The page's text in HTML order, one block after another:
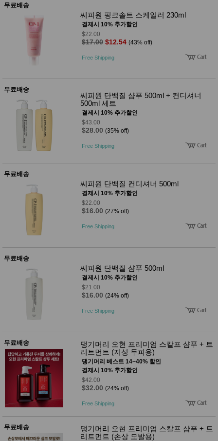
무료배송
씨피원 핑크솔트 스케일러 230ml
결제시 10% 추가할인
$22.00
$17.00 $12.54 (43% off)
Free Shipping
무료배송
씨피원 단백질 샴푸 500ml + 컨디셔너
500ml 세트
결제시 10% 추가할인
$43.00
$28.00 (35% off)
Free Shipping
무료배송
씨피원 단백질 컨디셔너 500ml
결제시 10% 추가할인
$22.00
$16.00 (27% off)
Free Shipping
무료배송
씨피원 단백질 샴푸 500ml
결제시 10% 추가할인
$21.00
$16.00 (24% off)
Free Shipping
무료배송
댕기머리 오현 프리미엄 스칼프 샴푸 + 트
리트먼트 (지성 두피용)
댕기머리 베스트 14~40% 할인
결제시 10% 추가할인
$42.00
$32.00 (24% off)
Free Shipping
무료배송
댕기머리 오현 프리미엄 스칼프 샴푸 + 트
리트먼트 (손상 모발용)